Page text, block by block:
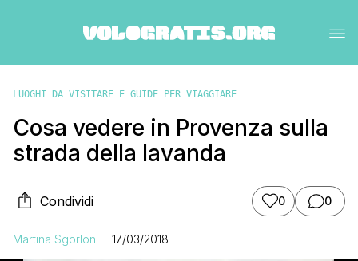
LUOGHI DA VISITARE E GUIDE PER VIAGGIARE
Cosa vedere in Provenza sulla
strada della lavanda
Condividi 0 0
Martina Sgorlon 17/03/2018